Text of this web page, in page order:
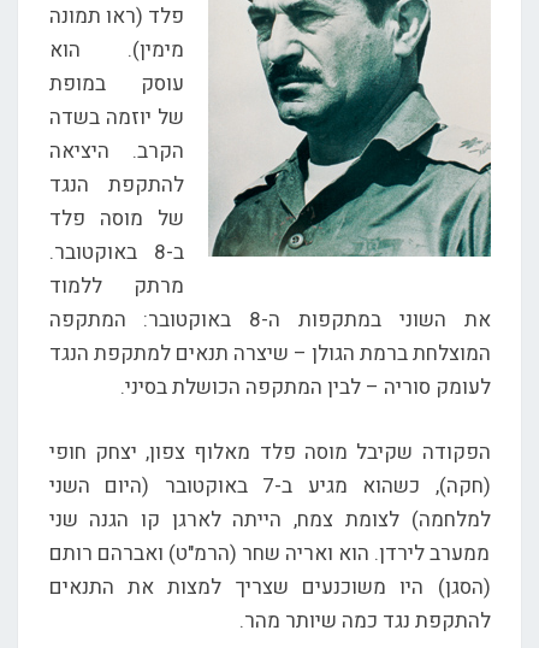
פלד (ראו תמונה
מימין). הוא
עוסק במופת
של יוזמה בשדה
הקרב. היציאה
להתקפת הנגד
של מוסה פלד
ב-8 באוקטובר.
מרתק ללמוד
את השוני במתקפות ה-8 באוקטובר: המתקפה
המוצלחת ברמת הגולן – שיצרה תנאים למתקפת הנגד
לעומק סוריה – לבין המתקפה הכושלת בסיני.
הפקודה שקיבל מוסה פלד מאלוף צפון, יצחק חופי
(חקה), כשהוא מגיע ב-7 באוקטובר (היום השני
למלחמה) לצומת צמח, הייתה לארגן קו הגנה שני
ממערב לירדן. הוא ואריה שחר (הרמ"ט) ואברהם רותם
(הסגן) היו משוכנעים שצריך למצות את התנאים
להתקפת נגד כמה שיותר מהר.